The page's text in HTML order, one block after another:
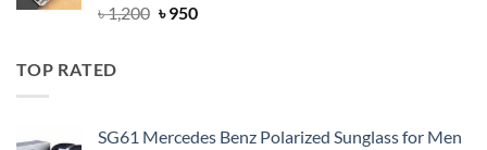
Rated4.92
out of 5
৳1,200 Original
৳950Current
TOP RATED
SG61 Mercedes Benz Polarized Sunglass for Men